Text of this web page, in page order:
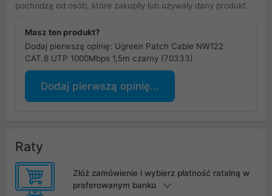
pochodzą od osób, które zakupiły lub używały dany produkt.
Masz ten produkt?
Dodaj pierwszą opinię: Ugreen Patch Cable NW122
CAT.6 UTP 1000Mbps 1,5m czarny (70333)
Dodaj pierwszą opinię...
Raty
Złóż zamówienie i wybierz płatność ratalną w
preferowanym banku